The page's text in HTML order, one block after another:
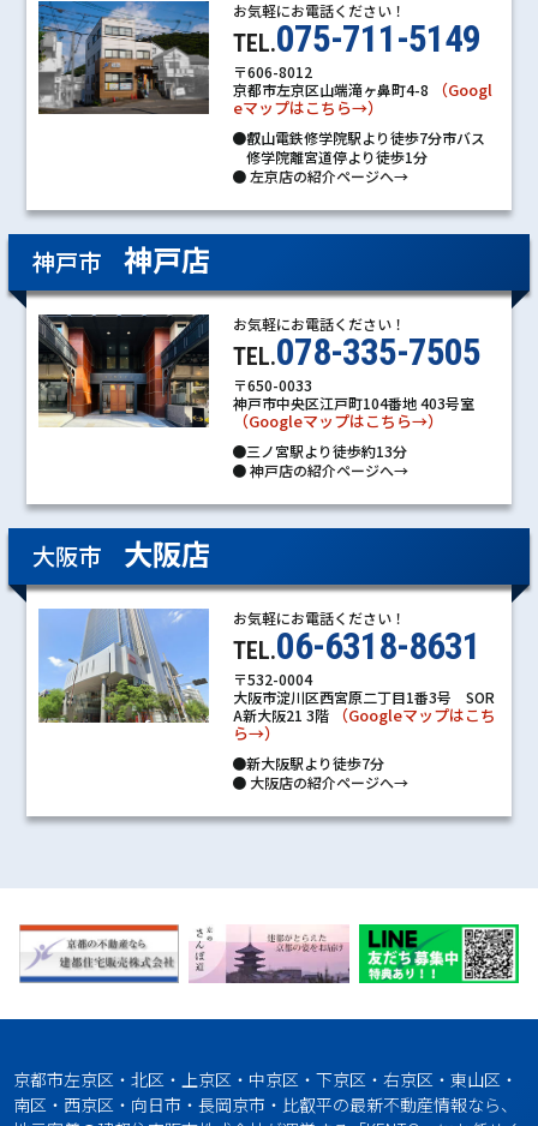
お気軽にお電話ください！
TEL.075-711-5149
〒606-8012
京都市左京区山端滝ヶ鼻町4-8
（Googl
eマップはこちら→）
●叡山電鉄修学院駅より徒歩7分市バス
修学院離宮道停より徒歩1分
●左京店の紹介ページへ→
神戸市 神戸店
お気軽にお電話ください！
TEL.078-335-7505
〒650-0033
神戸市中央区江戸町104番地 403号室
（Googleマップはこちら→）
●三ノ宮駅より徒歩約13分
●神戸店の紹介ページへ→
大阪市 大阪店
お気軽にお電話ください！
TEL.06-6318-8631
〒532-0004
大阪市淀川区西宮原二丁目1番3号 SOR
A新大阪21 3階
（Googleマップはこち
ら→）
●新大阪駅より徒歩7分
●大阪店の紹介ページへ→
京都市左京区・北区・上京区・中京区・下京区・右京区・東山区・
南区・西京区・向日市・長岡京市・比叡平の最新不動産情報なら、